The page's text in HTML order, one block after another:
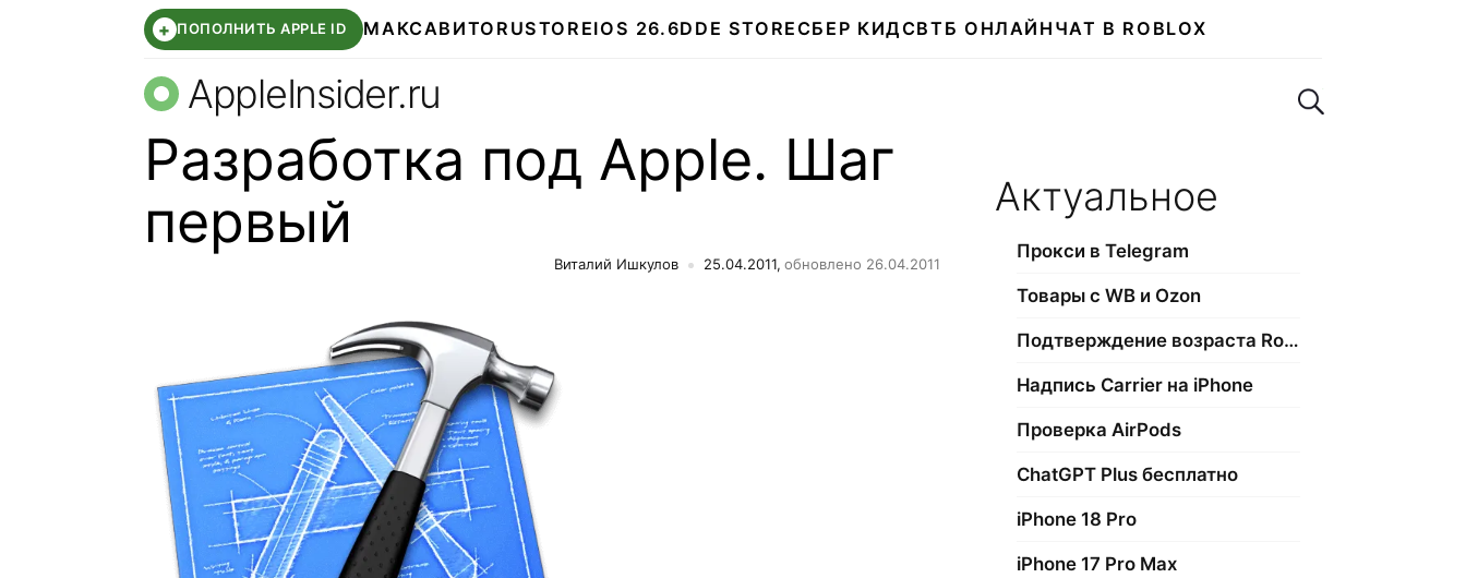
+ ПОПОЛНИТЬ APPLE ID МАКСАВИТО RUSTOREIOS 26.6DDE STORE СБЕР КИДСВТБ ОНЛАЙН ЧАТ В ROBLOX
AppleInsider.ru Поиск по сайту
Разработка под Apple. Шаг
первый
Виталий Ишкулов 25.04.2011, обновлено 26.04.2011
Актуальное
Прокси в Telegram
Товары с WB и Ozon
Подтверждение возраста Roblox
Надпись Carrier на iPhone
Проверка AirPods
ChatGPT Plus бесплатно
iPhone 18 Pro
iPhone 17 Pro Max